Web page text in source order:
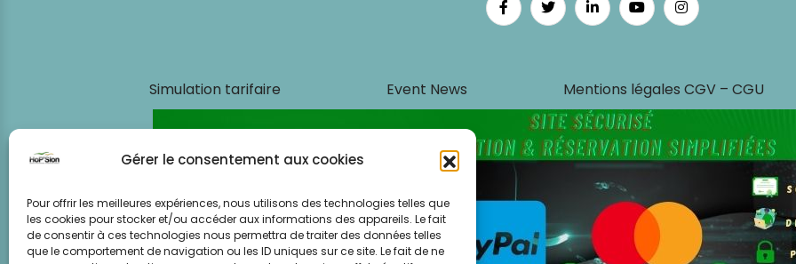
Gérer le consentement aux cookies
Pour offrir les meilleures expériences, nous utilisons des technologies telles que
les cookies pour stocker et/ou accéder aux informations des appareils. Le fait
de consentir à ces technologies nous permettra de traiter des données telles
que le comportement de navigation ou les ID uniques sur ce site. Le fait de ne
Simulation tarifaire Event News Mentions légales CGV – CGU